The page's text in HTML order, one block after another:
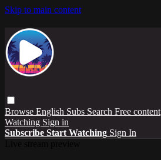
Skip to main content
Browse English Subs Search Free content
Watching Sign in
Subscribe Start Watching Sign In